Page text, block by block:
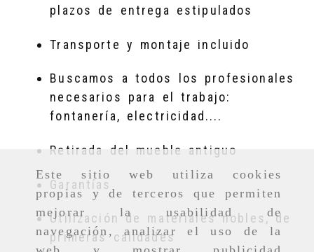
Este sitio web utiliza cookies
propias y de terceros que permiten
mejorar la usabilidad de
navegación, analizar el uso de la
plazos de entrega estipulados
Transporte y montaje incluido
Buscamos a todos los profesionales
necesarios para el trabajo:
fontanería, electricidad....
Retirada del mueble antiguo
Garantías
Utilización de materiales nobles, de
primeras calidades